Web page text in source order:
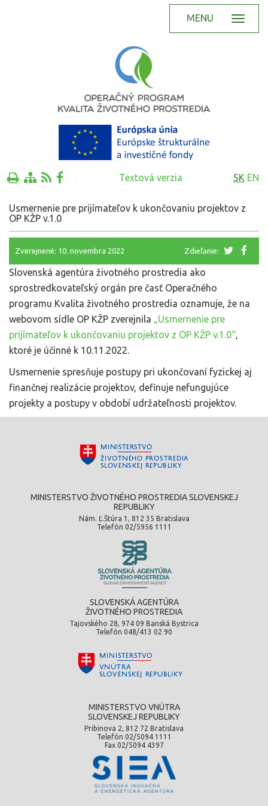
MENU
Textová verzia SK EN
Usmernenie pre prijímateľov k ukončovaniu projektov z
OP KŽP v.1.0
Zverejnené: 10. novembra 2022 Zdieľanie:
Slovenská agentúra životného prostredia ako
sprostredkovateľský orgán pre časť Operačného
programu Kvalita životného prostredia oznamuje, že na
webovom sídle OP KŽP zverejnila
„Usmernenie pre
prijímateľov k ukončovaniu projektov z OP KŽP v.1.0“
ktoré je účinné k 10.11.2022.
Usmernenie spresňuje postupy pri ukončovaní fyzickej aj
finančnej realizácie projektov, definuje nefungujúce
projekty a postupy v období udržateľnosti projektov.
MINISTERSTVO ŽIVOTNÉHO PROSTREDIA SLOVENSKEJ
REPUBLIKY
Nám. Ľ.Štúra 1, 812 35 Bratislava
Telefón 02/5956 1111
SLOVENSKÁ AGENTÚRA
ŽIVOTNÉHO PROSTREDIA
Tajovského 28, 974 09 Banská Bystrica
Telefón 048/413 02 90
MINISTERSTVO VNÚTRA
SLOVENSKEJ REPUBLIKY
Pribinova 2, 812 72 Bratislava
Telefón 02/5094 1111
Fax 02/5094 4397